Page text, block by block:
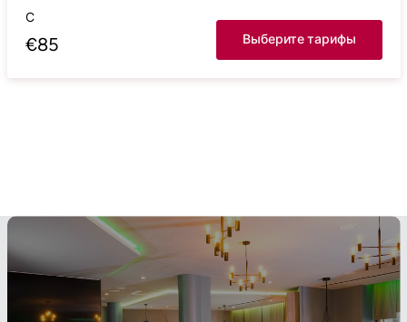
С
€85 Выберите тарифы